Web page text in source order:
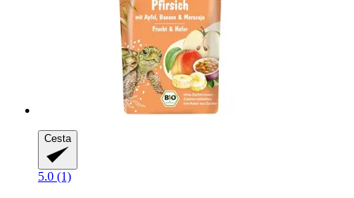
Cesta
5.0 (1)